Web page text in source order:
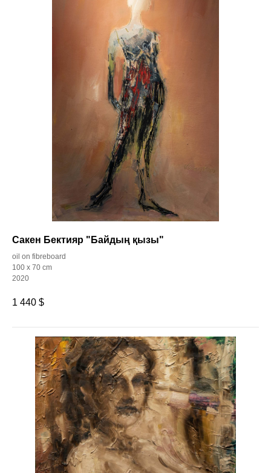
Сакен Бектияр "Байдың қызы"
oil on fibreboard
100 x 70 cm
2020
1 440 $